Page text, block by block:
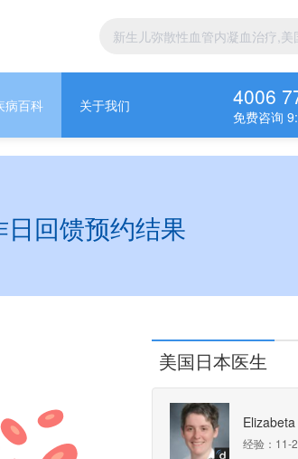
病百科 关于我们 4006
免费咨询
日回馈预约结果
美国日本医生
经验：11-